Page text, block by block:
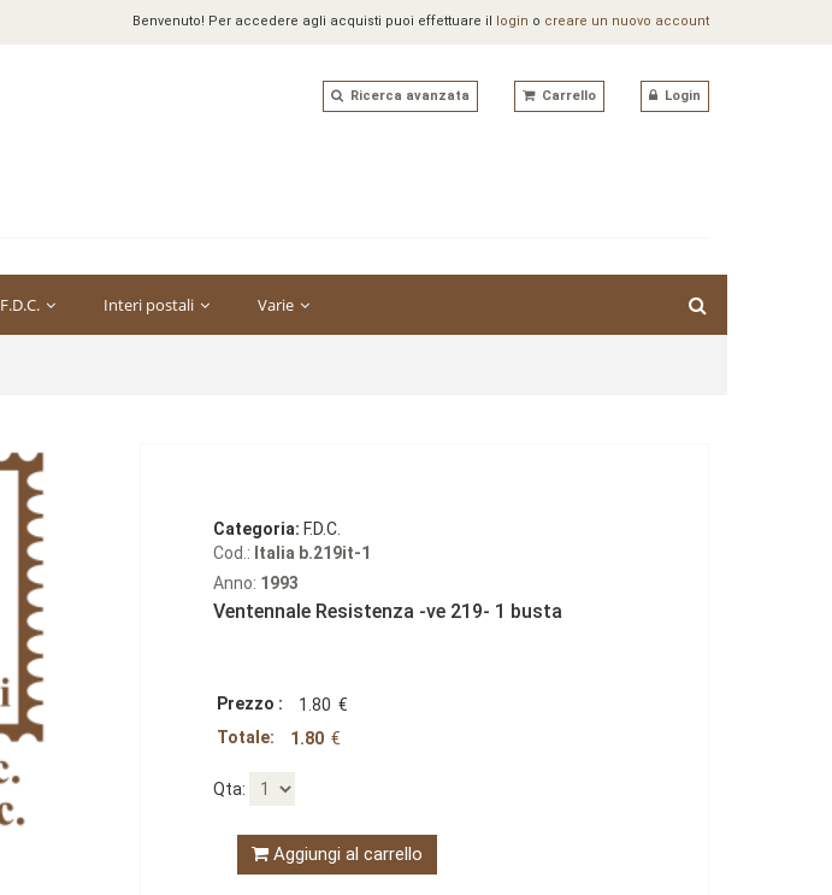
Benvenuto! Per accedere agli acquisti puoi effettuare il login o creare un nuovo account
Ricerca avanzata Carrello Login
F.D.C. Interi postali Varie
Categoria: F.D.C.
Cod.: Italia b.219it-1
Anno: 1993
Ventennale Resistenza -ve 219- 1 busta
Prezzo : 1.80 €
Totale:
1.80€
Qta:
Aggiungi al carrello